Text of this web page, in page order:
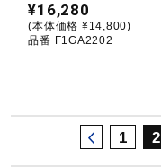
¥16,280
(本体価格 ¥14,800)
品番 F1GA2202
1 2